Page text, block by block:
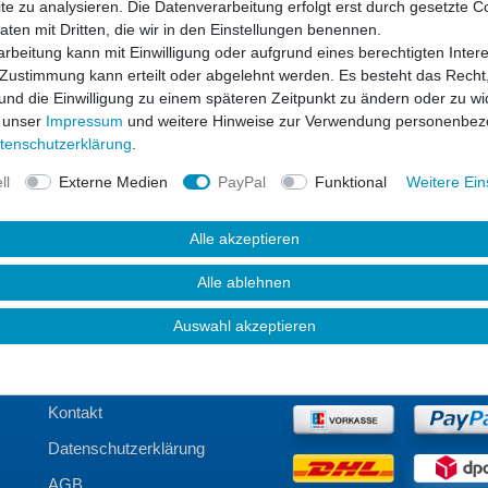
Registrieren
Kontakt
Datenschutzerklärung
zu analysieren. Die Datenverarbeitung erfolgt erst durch gesetzte
mit Dritten, die wir in den Einstellungen benennen.
kann mit Einwilligung oder aufgrund eines berechtigten
kann erteilt oder abgelehnt werden. Es besteht das
die Einwilligung zu einem späteren Zeitpunkt zu ändern oder zu
Impressum und weitere Hinweise zur Verwendung
Externe Medien PayPal Funktional Weitere
Alle akzeptieren
Alle ablehnen
Auswahl akzeptieren